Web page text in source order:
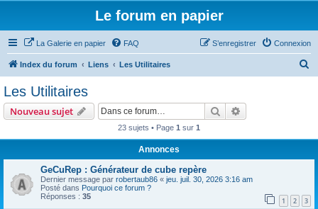
Le forum en papier
La Galerie en papier FAQ Connexion
S’enregistrer
Index du forum Liens Les Utilitaires
Les Utilitaires
Nouveau sujet Rechercher
23 sujets • Page 1 sur 1
Annonces
GeCuRep : Générateur de cube repère
Dernier message par robertaub86 « jeu. juil. 30, 2026 3:16 am
Posté dans Pourquoi ce forum ?
Réponses : 35 1 2 3